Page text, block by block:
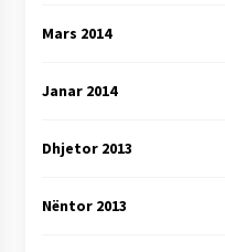
Mars 2014
Janar 2014
Dhjetor 2013
Nëntor 2013